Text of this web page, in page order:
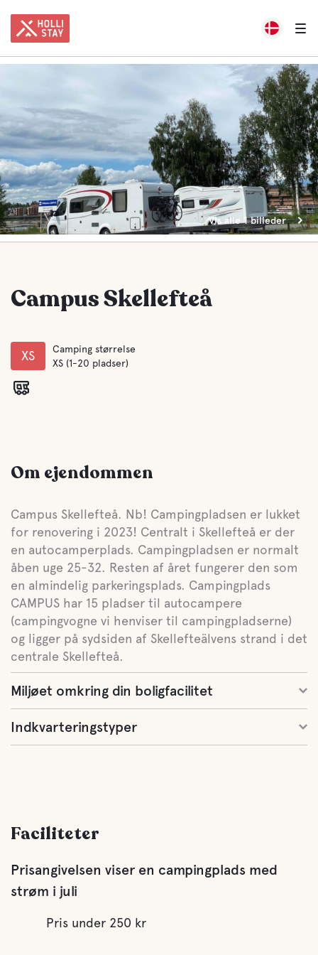
Vis alle 1 billeder
Campus Skellefteå
XS
Camping størrelse
XS (1-20 pladser)
Om ejendommen
Campus Skellefteå. Nb! Campingpladsen er lukket
for renovering i 2023! Centralt i Skellefteå er der
en autocamperplads. Campingpladsen er normalt
åben uge 25-32. Resten af året fungerer den som
en almindelig parkeringsplads. Campingplads
CAMPUS har 15 pladser til autocampere
(campingvogne vi henviser til campingpladserne)
og ligger på sydsiden af Skellefteälvens strand i det
centrale Skellefteå.
Miljøet omkring din boligfacilitet
Indkvarteringstyper
Faciliteter
Prisangivelsen viser en campingplads med
strøm i juli
Pris under 250 kr